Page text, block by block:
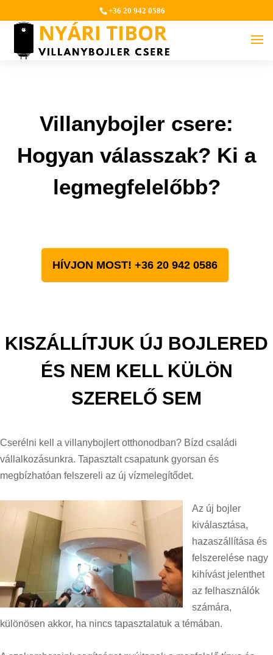
+36 20 942 0586
Villanybojler csere:
Hogyan válasszak? Ki a
legmegfelelőbb?
HÍVJON MOST! +36 20 942 0586
KISZÁLLÍTJUK ÚJ BOJLERED
ÉS NEM KELL KÜLÖN
SZERELŐ SEM
Cserélni kell a villanybojlert otthonodban? Bízd családi
vállalkozásunkra. Tapasztalt csapatunk gyorsan és
megbízhatóan felszereli az új vízmelegítődet.
Az új bojler
kiválasztása,
hazaszállítása és
felszerelése nagy
kihívást jelenthet
az felhasználók
számára,
különösen akkor, ha nincs tapasztalatuk a témában.